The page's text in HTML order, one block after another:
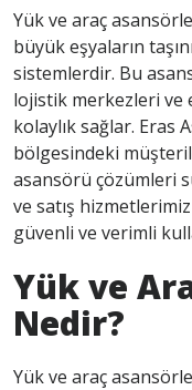
Yük ve araç
büyük eşyaların
sistemlerdir. Bu
lojistik merkezleri ve
kolaylık sağlar. Eras
bölgesindeki
asansörü çözümleri
ve satış
güvenli ve verimli
Yük ve
Nedir?
Yük ve araç